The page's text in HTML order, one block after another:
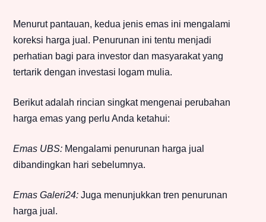
Menurut pantauan, kedua jenis emas ini mengalami
koreksi harga jual. Penurunan ini tentu menjadi
perhatian bagi para investor dan masyarakat yang
tertarik dengan investasi logam mulia.
Berikut adalah rincian singkat mengenai perubahan
harga emas yang perlu Anda ketahui:
Emas UBS: Mengalami penurunan harga jual
dibandingkan hari sebelumnya.
Emas Galeri24: Juga menunjukkan tren penurunan
harga jual.